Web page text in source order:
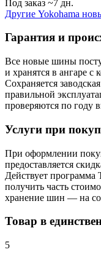
Под заказ ~7 дн.
Другие Yokohama
Гарантия и
Все новые шины
и хранятся в ангаре с
Сохраняется
правильной
проверяются по году
Услуги при
При оформлении
предоставляется
Действует
получить часть
хранение шин — на
Товар в
5